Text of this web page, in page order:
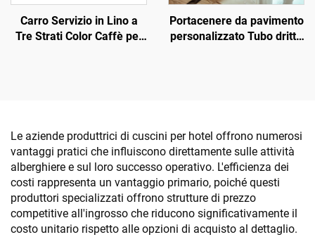
Carro Servizio in Lino a
Tre Strati Color Caffè per
Portacenere da pavimento
personalizzato Tubo dritto
Le aziende produttrici di cuscini per hotel offrono numerosi
vantaggi pratici che influiscono direttamente sulle attività
alberghiere e sul loro successo operativo. L'efficienza dei
costi rappresenta un vantaggio primario, poiché questi
produttori specializzati offrono strutture di prezzo
competitive all'ingrosso che riducono significativamente il
costo unitario rispetto alle opzioni di acquisto al dettaglio.